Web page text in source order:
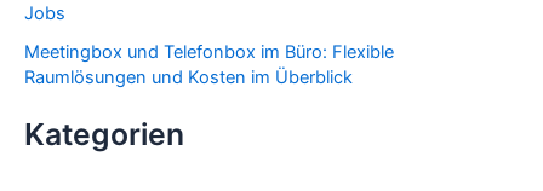
Jobs
Meetingbox und Telefonbox im Büro: Flexible
Raumlösungen und Kosten im Überblick
Kategorien